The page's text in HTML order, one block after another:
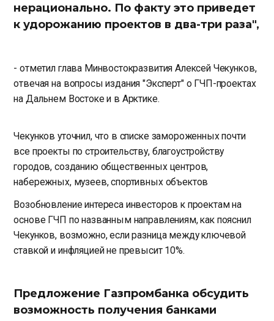
нерационально. По факту это приведет
к удорожанию проектов в два-три раза",
- отметил глава Минвостокразвития Алексей Чекунков,
отвечая на вопросы издания "Эксперт" о ГЧП-проектах
на Дальнем Востоке и в Арктике.
Чекунков уточнил, что в списке замороженных почти
все проекты по строительству, благоустройству
городов, созданию общественных центров,
набережных, музеев, спортивных объектов
Возобновление интереса инвесторов к проектам на
основе ГЧП по названным направлениям, как пояснил
Чекунков, возможно, если разница между ключевой
ставкой и инфляцией не превысит 10%.
Предложение Газпромбанка обсудить
возможность получения банками